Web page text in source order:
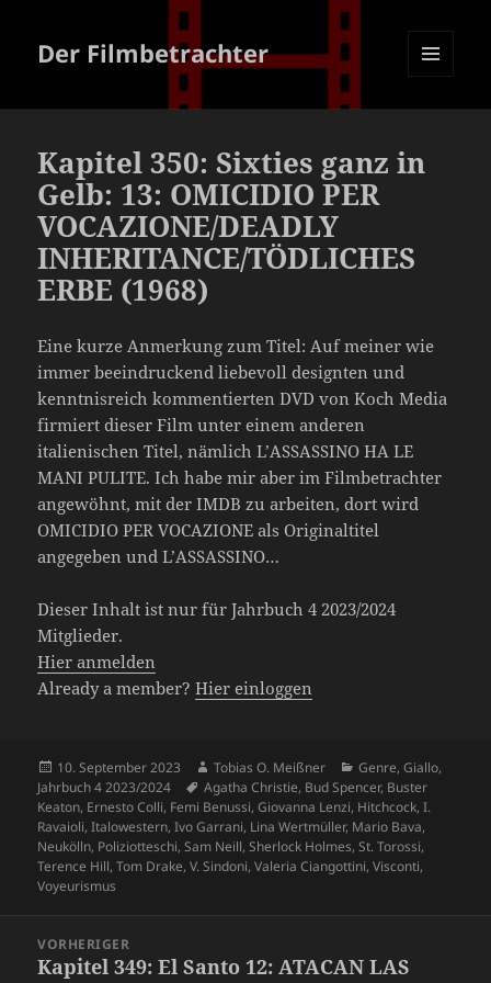
Der Filmbetrachter
Kapitel 350: Sixties ganz in
Gelb: 13: OMICIDIO PER
VOCAZIONE/DEADLY
INHERITANCE/TÖDLICHES
ERBE (1968)
Eine kurze Anmerkung zum Titel: Auf meiner wie
immer beeindruckend liebevoll designten und
kenntnisreich kommentierten DVD von Koch Media
firmiert dieser Film unter einem anderen
italienischen Titel, nämlich L’ASSASSINO HA LE
MANI PULITE. Ich habe mir aber im Filmbetrachter
angewöhnt, mit der IMDB zu arbeiten, dort wird
OMICIDIO PER VOCAZIONE als Originaltitel
angegeben und L’ASSASSINO…
Dieser Inhalt ist nur für Jahrbuch 4 2023/2024
Mitglieder.
Hier anmelden
Already a member?Hier einloggen
Veröffentlicht
am
10. September 2023 Autor
Tobias O. Meißner Kategorien
Genre,Giallo,
Jahrbuch 4 2023/2024
Schlagwörter
Agatha Christie, Bud Spencer, Buster
Keaton, Ernesto Colli, Femi Benussi,Giovanna Lenzi, Hitchcock,I.
Ravaioli,Italowestern,Ivo Garrani, Lina Wertmüller, Mario Bava,
Neukölln, Poliziotteschi,Sam Neill,Sherlock Holmes,St. Torossi,
Terence Hill,Tom Drake,V. Sindoni,Valeria Ciangottini,Visconti,
Voyeurismus
VORHERIGER
Vorheriger
Kapitel 349: El Santo 12: ATACAN LAS